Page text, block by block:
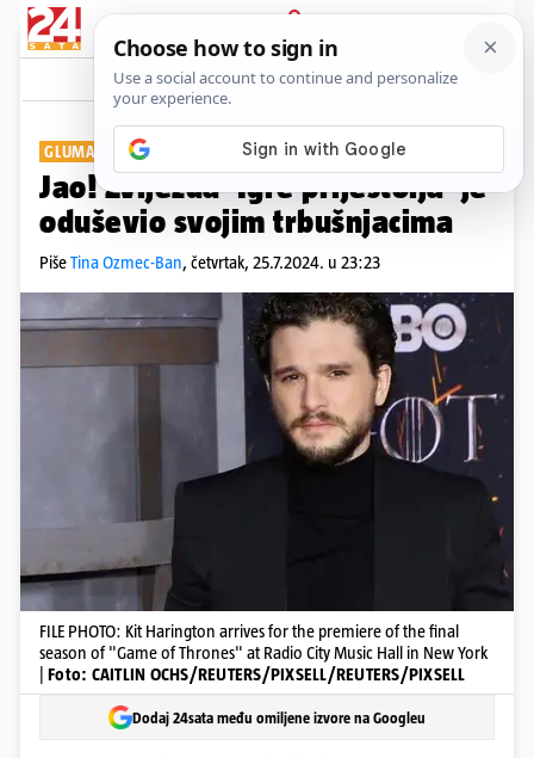
PRIJAVA
Show Komentari
GLUMAC BEZ MAJICE
Jao! Zvijezda 'Igre prijestolja' je
oduševio svojim trbušnjacima
PišeTina Ozmec-Ban, četvrtak, 25.7.2024. u 23:23
FILE PHOTO: Kit Harington arrives for the premiere of the final
season of "Game of Thrones" at Radio City Music Hall in New York
Foto: CAITLIN OCHS/REUTERS/PIXSELL/REUTERS/PIXSELL
Dodaj 24sata među omiljene izvore na Googleu